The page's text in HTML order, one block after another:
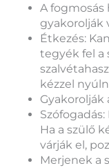
A
gyakorolják
Étkezés:
tegyék fel a
kézzel
Gyakorolják
Ha a szülő
várják el,
Merjenek a